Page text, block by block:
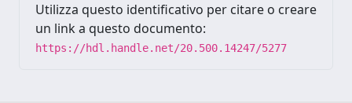
Utilizza questo identificativo per citare o creare
un link a questo documento:
https://hdl.handle.net/20.500.14247/5277